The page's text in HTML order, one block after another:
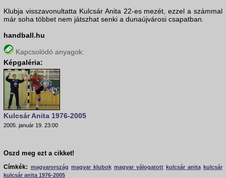
Klubja visszavonultatta Kulcsár Anita 22-es mezét, ezzel a számmal
már soha többet nem játszhat senki a dunaújvárosi csapatban.
handball.hu
Kapcsolódó anyagok:
Képgaléria:
Kulcsár Anita 1976-2005
2005. január 19. 23:00
Oszd meg ezt a cikket!
Címkék: magyarország magyar klubok magyar válogatott kulcsár anita kulcsár
kulcsár anita 1976-2005